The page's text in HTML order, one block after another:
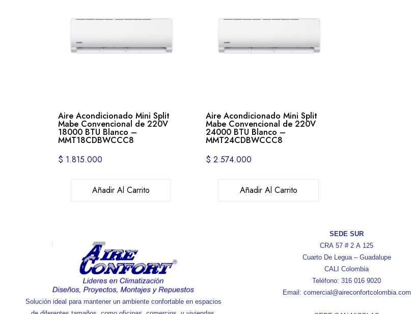
Aire Acondicionado Mini Split
Mabe Convencional de 220V
18000 BTU Blanco –
MMT18CDBWCCC8
$ 1.815.000
Añadir Al Carrito
Aire Acondicionado Mini Split
Mabe Convencional de 220V
24000 BTU Blanco –
MMT24CDBWCCC8
$ 2.574.000
Añadir Al Carrito
Solución ideal para mantener un ambiente confortable en espacios
SEDE SUR
CRA 57 # 2 A 125
Cuarto De Legua – Guadalupe
CALI Colombia
Teléfono: 316 016 9020
Email: comercial@aireconfortcolombia.com